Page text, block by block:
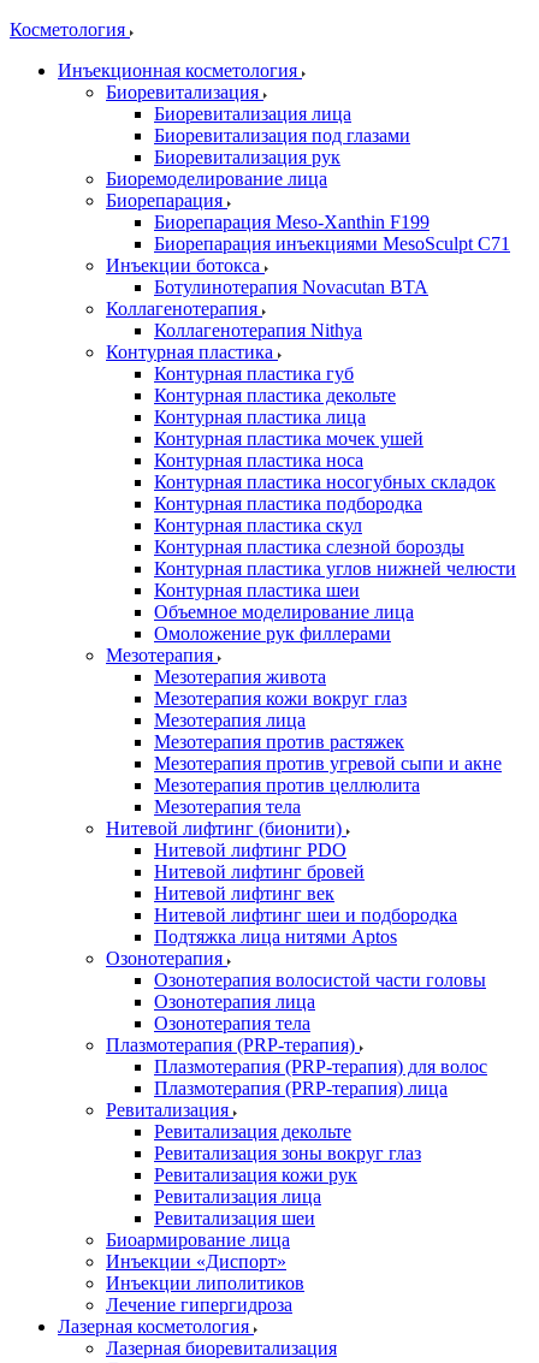
Косметология
Инъекционная косметология
Биоревитализация
Биоревитализация лица
Биоревитализация под глазами
Биоревитализация рук
Биоремоделирование лица
Биорепарация
Биорепарация Meso-Xanthin F199
Биорепарация инъекциями MesoSculpt C71
Инъекции ботокса
Ботулинотерапия Novacutan BTA
Коллагенотерапия
Коллагенотерапия Nithya
Контурная пластика
Контурная пластика губ
Контурная пластика декольте
Контурная пластика лица
Контурная пластика мочек ушей
Контурная пластика носа
Контурная пластика носогубных складок
Контурная пластика подбородка
Контурная пластика скул
Контурная пластика слезной борозды
Контурная пластика углов нижней челюсти
Контурная пластика шеи
Объемное моделирование лица
Омоложение рук филлерами
Мезотерапия
Мезотерапия живота
Мезотерапия кожи вокруг глаз
Мезотерапия лица
Мезотерапия против растяжек
Мезотерапия против угревой сыпи и акне
Мезотерапия против целлюлита
Мезотерапия тела
Нитевой лифтинг (бионити)
Нитевой лифтинг PDO
Нитевой лифтинг бровей
Нитевой лифтинг век
Нитевой лифтинг шеи и подбородка
Подтяжка лица нитями Aptos
Озонотерапия
Озонотерапия волосистой части головы
Озонотерапия лица
Озонотерапия тела
Плазмотерапия (PRP-терапия)
Плазмотерапия (PRP-терапия) для волос
Плазмотерапия (PRP-терапия) лица
Ревитализация
Ревитализация декольте
Ревитализация зоны вокруг глаз
Ревитализация кожи рук
Ревитализация лица
Ревитализация шеи
Биоармирование лица
Инъекции «Диспорт»
Инъекции липолитиков
Лечение гипергидроза
Лазерная косметология
Лазерная биоревитализация